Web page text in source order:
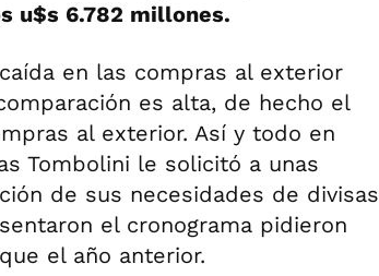
u$s 6.782 millones.
en las compras al exterior
es alta, de hecho el
al exterior. Así y todo en
Tombolini le solicitó a unas
de sus necesidades de divisas
el cronograma pidieron
el año anterior.